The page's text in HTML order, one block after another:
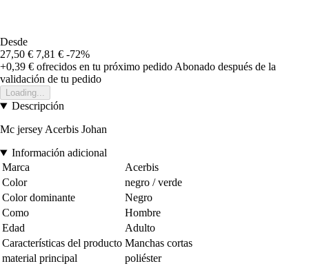
Desde
27,50 € 7,81 € -72%
+0,39 € ofrecidos en tu próximo pedido Abonado después de la
validación de tu pedido
Loading...
Descripción
Mc jersey Acerbis Johan
Información adicional
Marca
Acerbis
Color
negro / verde
Color dominante
Negro
Como
Hombre
Edad
Adulto
Características del producto Manchas cortas
material principal
poliéster